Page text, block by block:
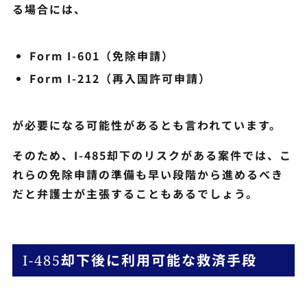
る場合には、
Form I-601 （免除申請）
Form I-212 （再入国許可申請）
が必要になる可能性があるとも言われています。
そのため、 I-485却下のリスクがある案件では、こ
れらの免除申請の準備も早い段階から進めるべき
だと弁護士が主張することもあるでしょう。
I-485却下後に利用可能な救済手段